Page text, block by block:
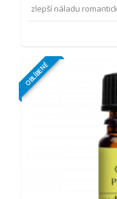
zlepší náladu
OBLÍBENÉ